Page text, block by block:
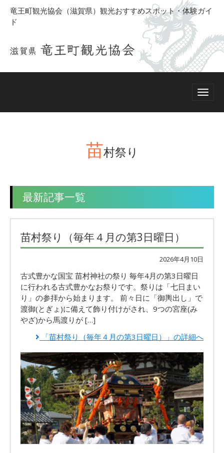
竜王町観光協会（滋賀県）観光おすすめスポット・体験ガイ
ド
苗村祭り
最新記事一覧
苗村祭り（毎年４月の第3日曜日）
2026年4月10日
古式豊かな国宝 苗村神社の祭り 毎年4月の第3日曜日
に行われる古式豊かなお祭りです。祭りは「七日まい
り」の参拝から始まります。 前々日に「御輿出し」で
渡御(とぎょ)に備えて飾り付けがされ、9つの宮座(み
やざ)から馬渡りが […]
「苗村祭り（毎年４月の第3日曜日）」の詳細へ